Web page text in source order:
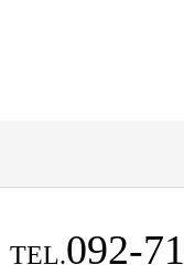
TEL.092-